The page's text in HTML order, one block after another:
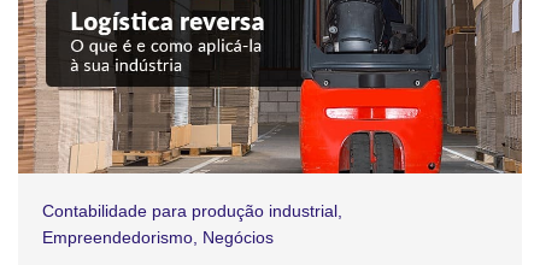
Contabilidade para produção industrial,
Empreendedorismo, Negócios